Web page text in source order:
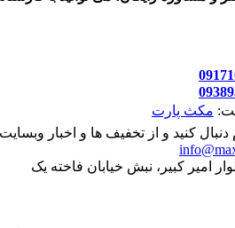
مکث پارت
دنبال کنید و از تخفیف ها و اخبار
امیر کبیر، نبش خیابان فاخته یک